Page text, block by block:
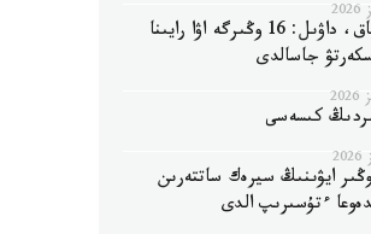
نوسەر، بۇرشاق، داۋىل: 16 وڭىرگە اۋا رايىنا
جاسالدى
كىسەسى
ايۋىنىڭ سيرەك ساتتەرىن
ءتۇسىرىپ الدى